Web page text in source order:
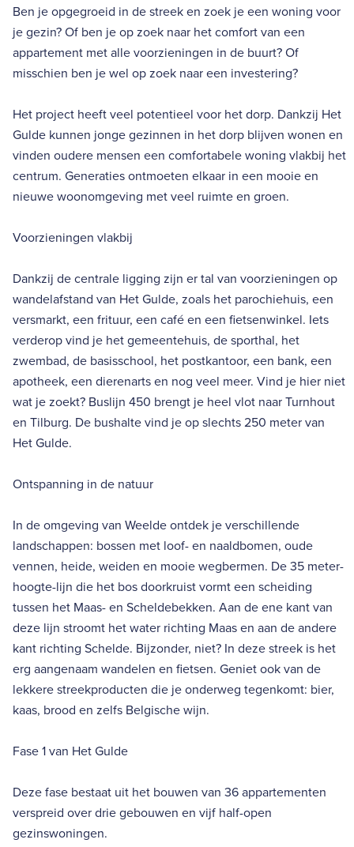
Ben je opgegroeid in de streek en zoek je een woning voor
je gezin? Of ben je op zoek naar het comfort van een
appartement met alle voorzieningen in de buurt? Of
misschien ben je wel op zoek naar een investering?
Het project heeft veel potentieel voor het dorp. Dankzij Het
Gulde kunnen jonge gezinnen in het dorp blijven wonen en
vinden oudere mensen een comfortabele woning vlakbij het
centrum. Generaties ontmoeten elkaar in een mooie en
nieuwe woonomgeving met veel ruimte en groen.
Voorzieningen vlakbij
Dankzij de centrale ligging zijn er tal van voorzieningen op
wandelafstand van Het Gulde, zoals het parochiehuis, een
versmarkt, een frituur, een café en een fietsenwinkel. Iets
verderop vind je het gemeentehuis, de sporthal, het
zwembad, de basisschool, het postkantoor, een bank, een
apotheek, een dierenarts en nog veel meer. Vind je hier niet
wat je zoekt? Buslijn 450 brengt je heel vlot naar Turnhout
en Tilburg. De bushalte vind je op slechts 250 meter van
Het Gulde.
Ontspanning in de natuur
In de omgeving van Weelde ontdek je verschillende
landschappen: bossen met loof- en naaldbomen, oude
vennen, heide, weiden en mooie wegbermen. De 35 meter-
hoogte-lijn die het bos doorkruist vormt een scheiding
tussen het Maas- en Scheldebekken. Aan de ene kant van
deze lijn stroomt het water richting Maas en aan de andere
kant richting Schelde. Bijzonder, niet? In deze streek is het
erg aangenaam wandelen en fietsen. Geniet ook van de
lekkere streekproducten die je onderweg tegenkomt: bier,
kaas, brood en zelfs Belgische wijn.
Fase 1 van Het Gulde
Deze fase bestaat uit het bouwen van 36 appartementen
verspreid over drie gebouwen en vijf half-open
gezinswoningen.